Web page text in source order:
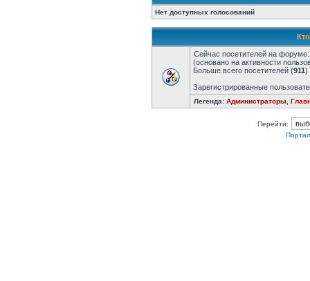
Нет доступных голосований
Сейчас посетителей на
(основано на активности
Больше всего посетителей (911)
Зарегистрированные
Легенда: Администраторы
Перейти: